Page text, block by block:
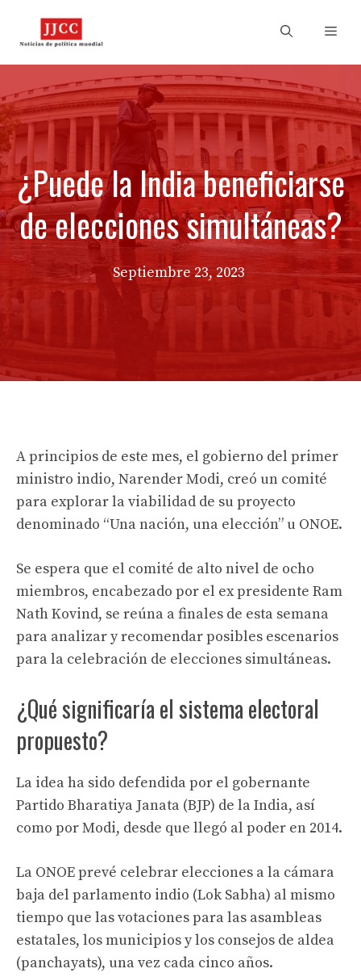
¿Puede la India beneficiarse
de elecciones simultáneas?
Septiembre 23, 2023
A principios de este mes, el gobierno del primer
ministro indio, Narender Modi, creó un comité
para explorar la viabilidad de su proyecto
denominado “Una nación, una elección” u ONOE.
Se espera que el comité de alto nivel de ocho
miembros, encabezado por el ex presidente Ram
Nath Kovind, se reúna a finales de esta semana
para analizar y recomendar posibles escenarios
para la celebración de elecciones simultáneas.
¿Qué significaría el sistema electoral
propuesto?
La idea ha sido defendida por el gobernante
Partido Bharatiya Janata (BJP) de la India, así
como por Modi, desde que llegó al poder en 2014.
La ONOE prevé celebrar elecciones a la cámara
baja del parlamento indio (Lok Sabha) al mismo
tiempo que las votaciones para las asambleas
estatales, los municipios y los consejos de aldea
(panchayats), una vez cada cinco años.